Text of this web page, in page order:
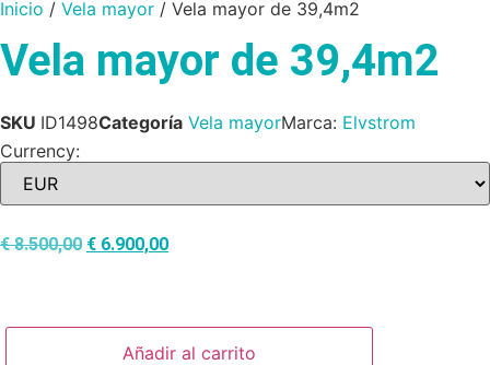
Inicio / Vela mayor / Vela mayor de 39,4m2
Vela mayor de 39,4m2
SKU ID1498Categoría Vela mayorMarca: Elvstrom
Currency:
€8.500,00 € 6.900,00
Añadir al carrito